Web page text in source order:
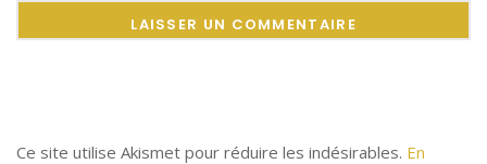
Ce site utilise Akismet pour réduire les indésirables. En